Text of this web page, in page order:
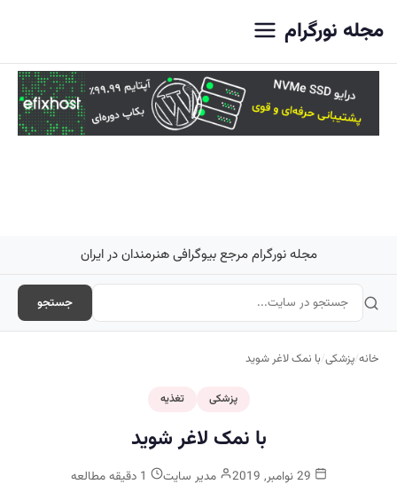
مجله نورگرام
مجله نورگرام مرجع بیوگرافی هنرمندان در ایران
جستجو
خانه/پزشکی/با نمک لاغر شوید
پزشکی تغذیه
با نمک لاغر شوید
مدیر سایت